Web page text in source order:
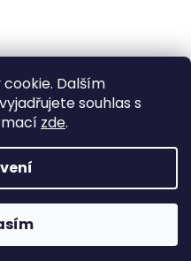
Dalším
souhlas s
zde.